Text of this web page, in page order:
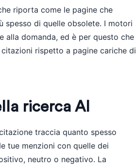
riporta come le pagine che
spesso di quelle obsolete. I motori
alla domanda, ed è per questo che
rispetto a pagine cariche di
ricerca AI
traccia quanto spesso
tue menzioni con quelle dei
neutro o negativo. La